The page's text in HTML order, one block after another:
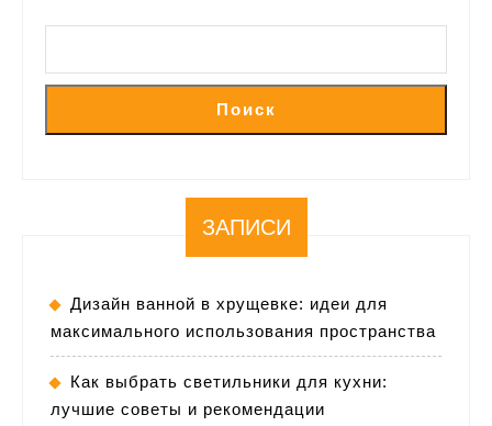
Поиск
ЗАПИСИ
Дизайн ванной в хрущевке: идеи для
максимального использования пространства
Как выбрать светильники для кухни:
лучшие советы и рекомендации